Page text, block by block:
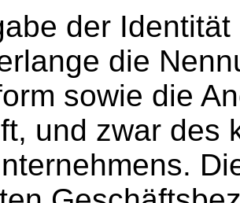
der
die
sowie die
und zwar des